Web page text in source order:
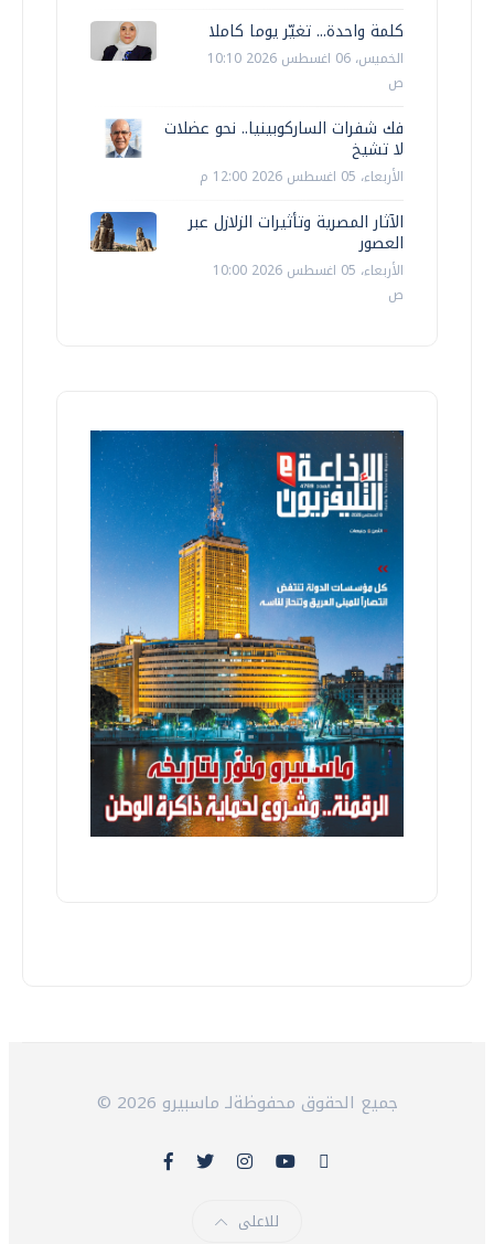
كلمة واحدة... تغيّر يوما كاملا
الخميس، 06 اغسطس 2026 10:10
ص
فك شفرات الساركوبينيا.. نحو عضلات
لا تشيخ
الأربعاء، 05 اغسطس 2026 12:00 م
الآثار المصرية وتأثيرات الزلازل عبر
العصور
الأربعاء، 05 اغسطس 2026 10:00
ص
© 2026 جميع الحقوق محفوظةلـ ماسبيرو
للاعلى